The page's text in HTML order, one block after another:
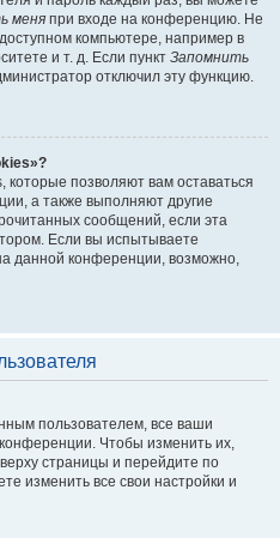
меня при входе на конференцию. Не
компьютере, например в
и т. д. Если пункт Запомнить
отключил эту функцию.
позволяют вам оставаться
а также выполняют другие
сообщений, если эта
Если вы испытываете
данной конференции, возможно,
пользователем, все ваши
Чтобы изменить их,
страницы и перейдите по
изменить все свои настройки и